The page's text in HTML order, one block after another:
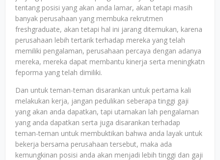
tentang posisi yang akan anda lamar, akan tetapi masih
banyak perusahaan yang membuka rekrutmen
freshgraduate, akan tetapi hal ini jarang ditemukan, karena
perusahaan lebih tertarik terhadap mereka yang telah
memiliki pengalaman, perusahaan percaya dengan adanya
mereka, mereka dapat membantu kinerja serta meningkatn
feporma yang telah dimiliki.
Dan untuk teman-teman disarankan untuk pertama kali
melakukan kerja, jangan pedulikan seberapa tinggi gaji
yang akan anda dapatkan, tapi utamakan lah pengalaman
yang anda dapatkan serta juga disarankan terhadap
teman-teman untuk membuktikan bahwa anda layak untuk
bekerja bersama perusahaan tersebut, maka ada
kemungkinan posisi anda akan menjadi lebih tinggi dan gaji